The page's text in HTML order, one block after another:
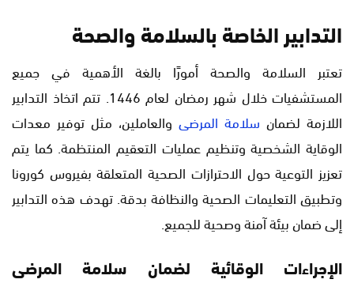
التدابير الخاصة بالسلامة والصحة
تعتبر السلامة والصحة أمورًا بالغة الأهمية في جميع
المستشفيات خلال شهر رمضان لعام 1446. تتم اتخاذ التدابير
اللازمة لضمان سلامة المرضى والعاملين، مثل توفير معدات
الوقاية الشخصية وتنظيم عمليات التعقيم المنتظمة. كما يتم
تعزيز التوعية حول الاحترازات الصحية المتعلقة بفيروس كورونا
وتطبيق التعليمات الصحية والنظافة بدقة. تهدف هذه التدابير
إلى ضمان بيئة آمنة وصحية للجميع.
الإجراءات الوقائية لضمان سلامة المرضى